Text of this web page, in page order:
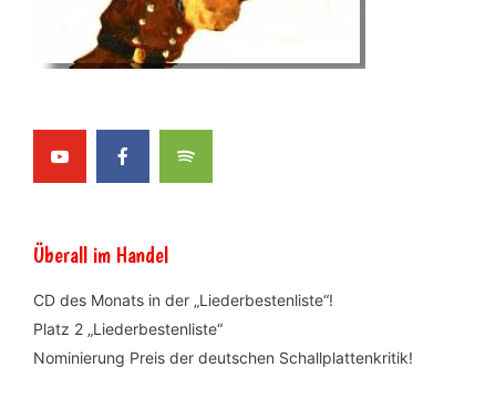
Überall im Handel
CD des Monats in der „Liederbestenliste“!
Platz 2 „Liederbestenliste“
Nominierung Preis der deutschen Schallplattenkritik!